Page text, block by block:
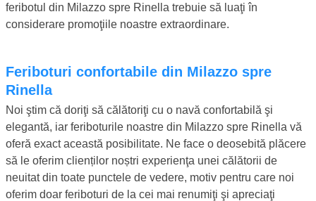
feribotul din Milazzo spre Rinella trebuie să luaţi în
considerare promoţiile noastre extraordinare.
Feriboturi confortabile din Milazzo spre
Rinella
Noi ştim că doriţi să călătoriţi cu o navă confortabilă şi
elegantă, iar feriboturile noastre din Milazzo spre Rinella vă
oferă exact această posibilitate. Ne face o deosebită plăcere
să le oferim clienților noștri experienţa unei călătorii de
neuitat din toate punctele de vedere, motiv pentru care noi
oferim doar feriboturi de la cei mai renumiţi şi apreciaţi